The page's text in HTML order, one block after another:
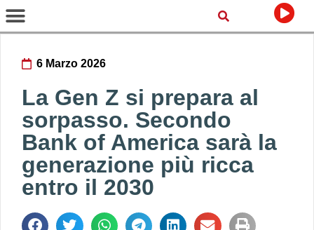
6 Marzo 2026
La Gen Z si prepara al
sorpasso. Secondo
Bank of America sarà la
generazione più ricca
entro il 2030